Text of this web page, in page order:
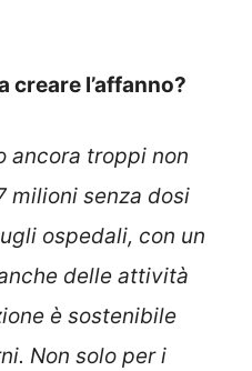
creare l’affanno?
ancora troppi non
milioni senza dosi
ospedali, con un
delle attività
è sostenibile
Non solo per i